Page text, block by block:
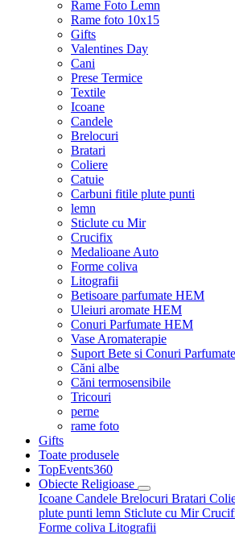
Rame Foto Lemn
Rame foto 10x15
Gifts
Valentines Day
Cani
Prese Termice
Textile
Icoane
Candele
Brelocuri
Bratari
Coliere
Catuie
Carbuni fitile plute punti
lemn
Sticlute cu Mir
Crucifix
Medalioane Auto
Forme coliva
Litografii
Betisoare parfumate HEM
Uleiuri aromate HEM
Conuri Parfumate HEM
Vase Aromaterapie
Suport Bete si Conuri Parfumate
Căni albe
Căni termosensibile
Tricouri
perne
rame foto
Gifts
Toate produsele
TopEvents360
Obiecte Religioase
Icoane Candele Brelocuri Bratari
plute punti lemn Sticlute cu Mir
Forme coliva Litografii